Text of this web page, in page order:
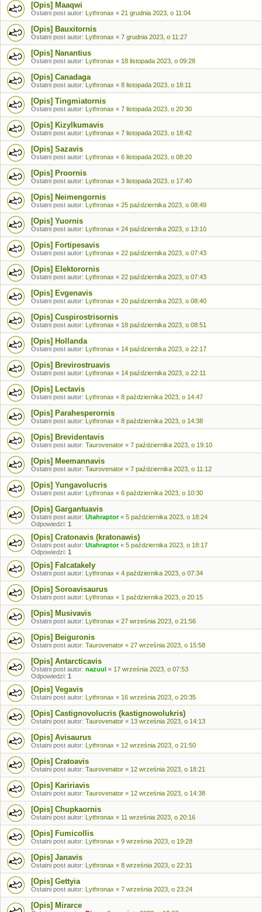
[Opis] Maaqwi
Ostatni post autor: Lythronax « 21 grudnia 2023, o 11:04
[Opis] Bauxitornis
Ostatni post autor: Lythronax « 7 grudnia 2023, o 11:27
[Opis] Nanantius
Ostatni post autor: Lythronax « 18 listopada 2023, o 09:28
[Opis] Canadaga
Ostatni post autor: Lythronax « 8 listopada 2023, o 18:11
[Opis] Tingmiatornis
Ostatni post autor: Lythronax « 7 listopada 2023, o 20:30
[Opis] Kizylkumavis
Ostatni post autor: Lythronax « 7 listopada 2023, o 18:42
[Opis] Sazavis
Ostatni post autor: Lythronax « 6 listopada 2023, o 08:20
[Opis] Proornis
Ostatni post autor: Lythronax « 3 listopada 2023, o 17:40
[Opis] Neimengornis
Ostatni post autor: Lythronax « 25 października 2023, o 08:49
[Opis] Yuornis
Ostatni post autor: Lythronax « 24 października 2023, o 13:10
[Opis] Fortipesavis
Ostatni post autor: Lythronax « 22 października 2023, o 07:43
[Opis] Elektorornis
Ostatni post autor: Lythronax « 22 października 2023, o 07:43
[Opis] Evgenavis
Ostatni post autor: Lythronax « 20 października 2023, o 08:40
[Opis] Cuspirostrisornis
Ostatni post autor: Lythronax « 18 października 2023, o 08:51
[Opis] Hollanda
Ostatni post autor: Lythronax « 14 października 2023, o 22:17
[Opis] Brevirostruavis
Ostatni post autor: Lythronax « 14 października 2023, o 22:11
[Opis] Lectavis
Ostatni post autor: Lythronax « 8 października 2023, o 14:47
[Opis] Parahesperornis
Ostatni post autor: Lythronax « 8 października 2023, o 14:38
[Opis] Brevidentavis
Ostatni post autor: Taurovenator « 7 października 2023, o 19:10
[Opis] Meemannavis
Ostatni post autor: Taurovenator « 7 października 2023, o 11:12
[Opis] Yungavolucris
Ostatni post autor: Lythronax « 6 października 2023, o 10:30
[Opis] Gargantuavis
Ostatni post autor: Utahraptor« 5 października 2023, o 18:24
Odpowiedzi: 1
[Opis] Cratonavis (kratonawis)
Ostatni post autor: Utahraptor« 5 października 2023, o 18:17
Odpowiedzi: 1
[Opis] Falcatakely
Ostatni post autor: Lythronax « 4 października 2023, o 07:34
[Opis] Soroavisaurus
Ostatni post autor: Lythronax « 1 października 2023, o 20:15
[Opis] Musivavis
Ostatni post autor: Lythronax « 27 września 2023, o 21:56
[Opis] Beiguronis
Ostatni post autor: Taurovenator « 27 września 2023, o 15:58
[Opis] Antarcticavis
Ostatni post autor: nazuul « 17 września 2023, o 07:53
Odpowiedzi: 1
[Opis] Vegavis
Ostatni post autor: Lythronax « 16 września 2023, o 20:35
[Opis] Castignovolucris (kastignowolukris)
Ostatni post autor: Taurovenator « 13 września 2023, o 14:13
[Opis] Avisaurus
Ostatni post autor: Lythronax « 12 września 2023, o 21:50
[Opis] Cratoavis
Ostatni post autor: Taurovenator « 12 września 2023, o 18:21
[Opis] Kaririavis
Ostatni post autor: Taurovenator « 12 września 2023, o 14:38
[Opis] Chupkaornis
Ostatni post autor: Lythronax « 11 września 2023, o 20:16
[Opis] Fumicollis
Ostatni post autor: Lythronax « 9 września 2023, o 19:28
[Opis] Janavis
Ostatni post autor: Lythronax « 8 września 2023, o 22:31
[Opis] Gettyia
Ostatni post autor: Lythronax « 7 września 2023, o 23:24
[Opis] Mirarce